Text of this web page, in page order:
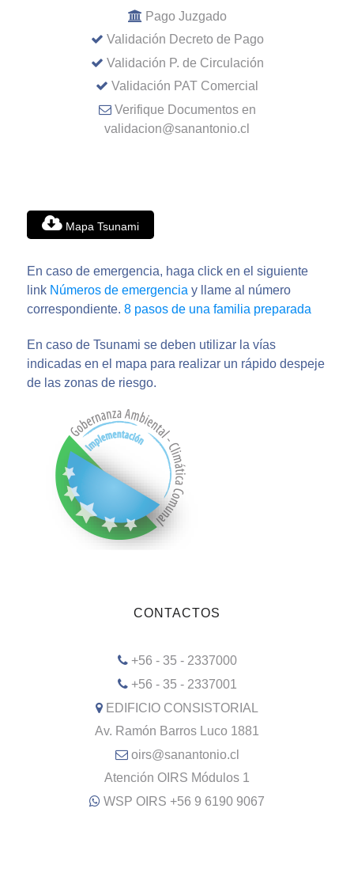
Pago Juzgado
Validación Decreto de Pago
Validación P. de Circulación
Validación PAT Comercial
Verifique Documentos en
validacion@sanantonio.cl
Mapa Tsunami
En caso de emergencia, haga click en el siguiente
link Números de emergencia y llame al número
correspondiente. 8 pasos de una familia preparada
En caso de Tsunami se deben utilizar la vías
indicadas en el mapa para realizar un rápido despeje
de las zonas de riesgo.
CONTACTOS
+56 - 35 - 2337000
+56 - 35 - 2337001
EDIFICIO CONSISTORIAL
Av. Ramón Barros Luco 1881
oirs@sanantonio.cl
Atención OIRS Módulos 1
WSP OIRS +56 9 6190 9067